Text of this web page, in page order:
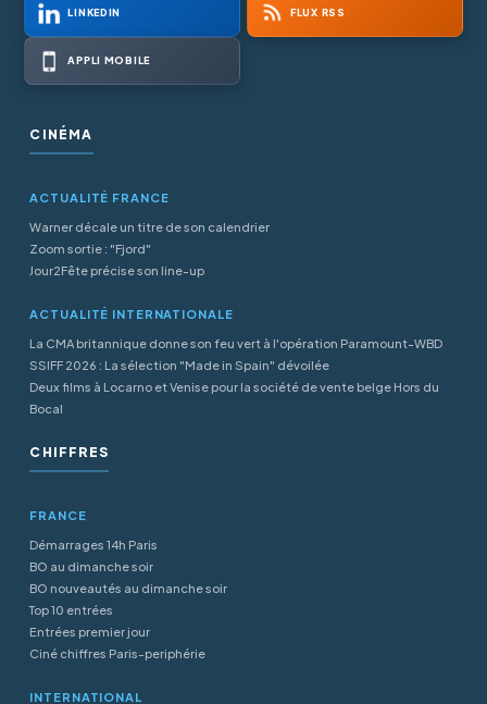
LINKEDIN FLUX RSS
APPLI MOBILE
CINÉMA
ACTUALITÉ FRANCE
Warner décale un titre de son calendrier
Zoom sortie : "Fjord"
Jour2Fête précise son line-up
ACTUALITÉ INTERNATIONALE
La CMA britannique donne son feu vert à l'opération Paramount-WBD
SSIFF 2026 : La sélection "Made in Spain" dévoilée
Deux films à Locarno et Venise pour la société de vente belge Hors du
Bocal
CHIFFRES
FRANCE
Démarrages 14h Paris
BO au dimanche soir
BO nouveautés au dimanche soir
Top 10 entrées
Entrées premier jour
Ciné chiffres Paris-periphérie
INTERNATIONAL